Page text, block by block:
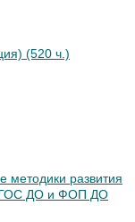
(520 ч.)
методики развития
ФГОС ДО и ФОП ДО